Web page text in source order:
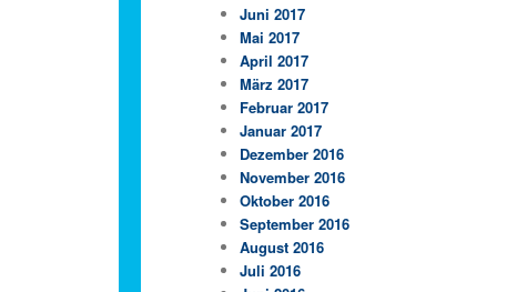
Juni 2017
Mai 2017
April 2017
März 2017
Februar 2017
Januar 2017
Dezember 2016
November 2016
Oktober 2016
September 2016
August 2016
Juli 2016